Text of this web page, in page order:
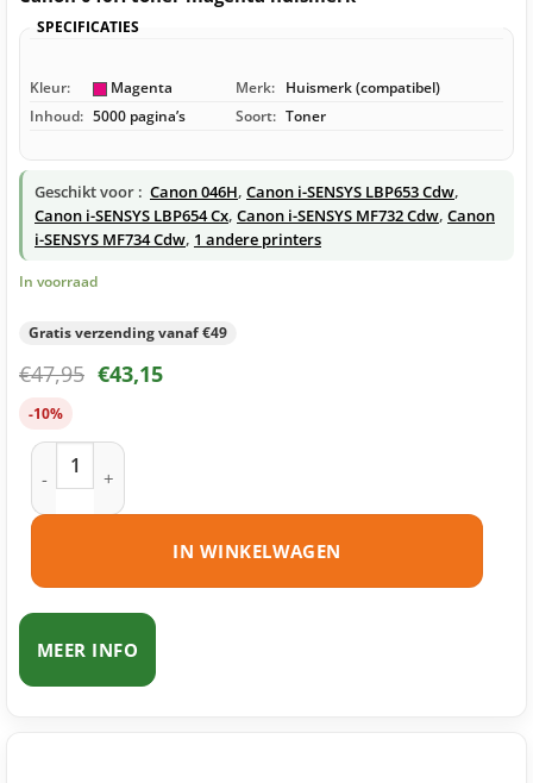
SPECIFICATIES
Kleur: Magenta Merk: Huismerk (compatibel)
Inhoud: 5000 pagina’s Soort: Toner
Geschikt voor : Canon 046H, Canon i-SENSYS LBP653 Cdw,
Canon i-SENSYS LBP654 Cx, Canon i-SENSYS MF732 Cdw, Canon
i-SENSYS MF734 Cdw, 1 andere printers
In voorraad
Gratis verzending vanaf €49
€47,95 €43,15
-10%
Canon 046H toner magenta huismerk aantal
IN WINKELWAGEN
MEER INFO